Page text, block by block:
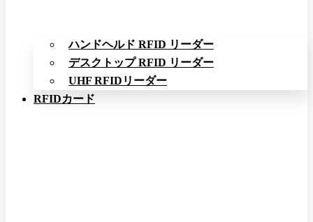
ハンドヘルド RFID リーダー
デスクトップ RFID リーダー
UHF RFIDリーダー
RFIDカード